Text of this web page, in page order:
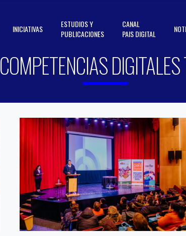
INICIATIVAS
ESTUDIOS Y
PUBLICACIONES
CANAL
PAIS DIGITAL
COMPETENCIAS DIGITALES